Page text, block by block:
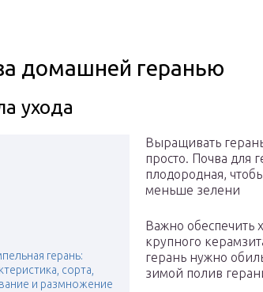
домашней геранью
ухода
герань:
сорта,
и размножение
Выращивать
просто. Почва для
плодородная,
меньше зелени
Важно
крупного
герань нужно
зимой полив